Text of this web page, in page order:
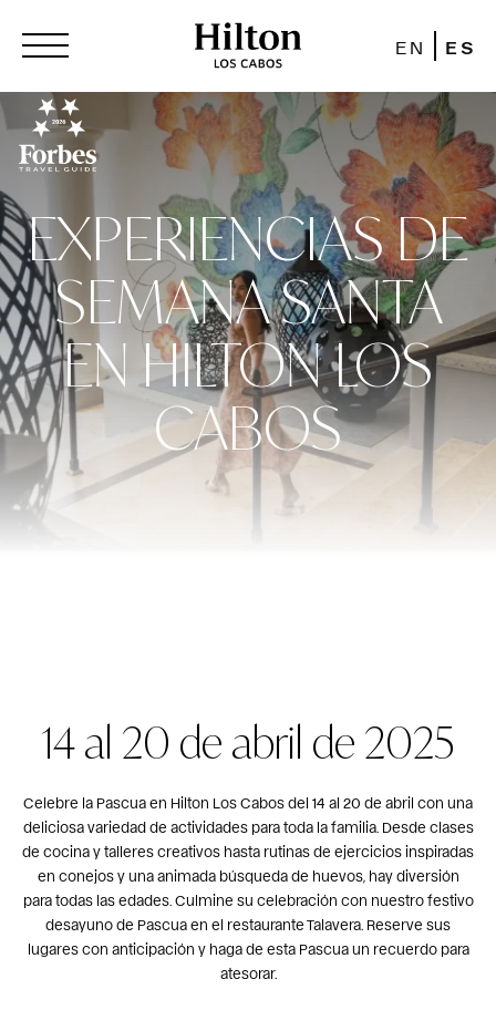
EN ES
EXPERIENCIAS DE
SEMANA SANTA
EN HILTON LOS
CABOS
14 al 20 de abril de 2025
Celebre la Pascua en Hilton Los Cabos del 14 al 20 de abril con una
deliciosa variedad de actividades para toda la familia. Desde clases
de cocina y talleres creativos hasta rutinas de ejercicios inspiradas
en conejos y una animada búsqueda de huevos, hay diversión
para todas las edades. Culmine su celebración con nuestro festivo
desayuno de Pascua en el restaurante Talavera. Reserve sus
lugares con anticipación y haga de esta Pascua un recuerdo para
atesorar.